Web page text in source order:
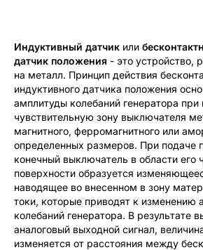
Индуктивный датчик или
датчик положения - это устройство,
на металл. Принцип действия
индуктивного датчика положения
амплитуды колебаний генератора при
чувствительную зону выключателя
магнитного, ферромагнитного или
определенных размеров. При подаче
конечный выключатель в области его
поверхности образуется
наводящее во внесенном в зону
токи, которые приводят к изменению
колебаний генератора. В результате
аналоговый выходной сигнал,
изменяется от расстояния между